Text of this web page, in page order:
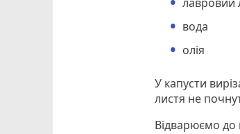
вода
олія
У капусти
листя не
Відварюємо